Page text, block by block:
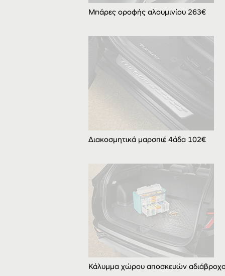
Μπάρες οροφής αλουμινίου 263€
Διακοσμητικά μαρσπιέ 4άδα 102€
Κάλυμμα χώρου αποσκευών